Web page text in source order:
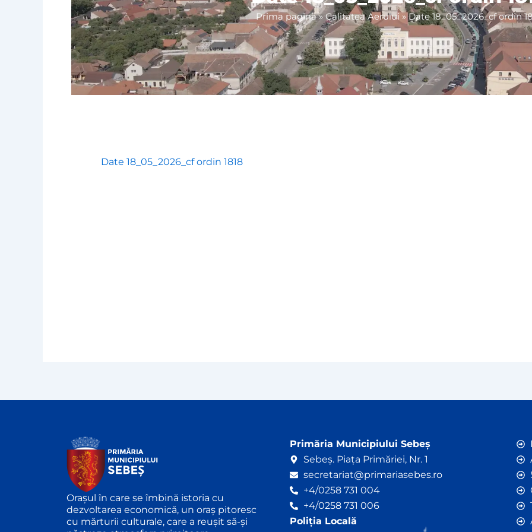
Prima pagină»Calitatea Aerului »Date 18_05_2026_cf ordin
Date 18_05_2026_cf ordin 1818
Orașul în care se îmbină istoria cu
dezvoltarea economică, un oraș pitoresc
cu mărturii culturale, care a reușit să-și
Primăria Municipiului Sebeș
Sebeș. Piața Primăriei, Nr. 1
secretariat@primariasebes.ro
+4/0258 731 004
+4/0258 731 006
Poliția Locală